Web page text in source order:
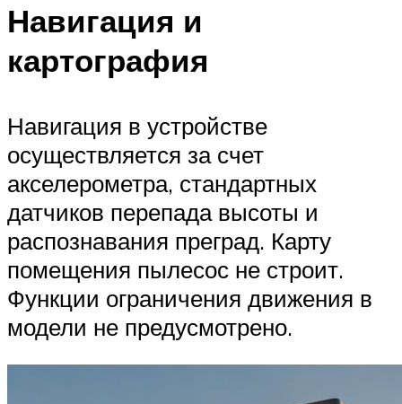
Навигация и
картография
Навигация в устройстве
осуществляется за счет
акселерометра, стандартных
датчиков перепада высоты и
распознавания преград. Карту
помещения пылесос не строит.
Функции ограничения движения в
модели не предусмотрено.